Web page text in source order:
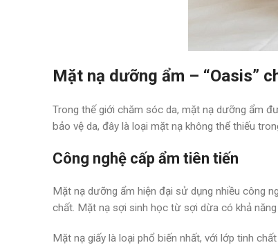
Mặt nạ dưỡng ẩm – “Oasis”
Trong thế giới chăm sóc da, mặt nạ dưỡng ẩm
bảo vệ da, đây là loại mặt nạ không thể thiếu
Công nghệ cấp ẩm tiên tiến
Mặt nạ dưỡng ẩm hiện đại sử dụng nhiều công
chất. Mặt nạ sợi sinh học từ sợi dừa có khả
Mặt nạ giấy là loại phổ biến nhất, với lớp tinh